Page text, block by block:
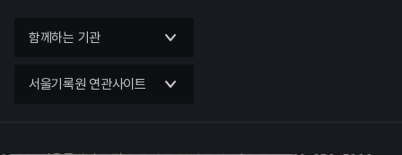
함께하는 기관
서울기록원 연관사이트